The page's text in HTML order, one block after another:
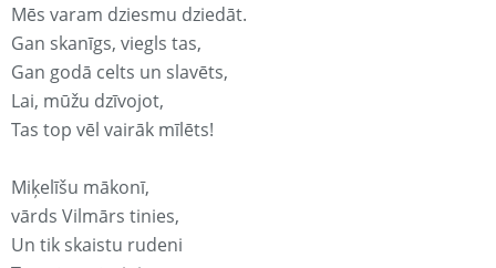
Mēs varam dziesmu dziedāt.
Gan skanīgs, viegls tas,
Gan godā celts un slavēts,
Lai, mūžu dzīvojot,
Tas top vēl vairāk mīlēts!
Miķelīšu mākonī,
vārds Vilmārs tinies,
Un tik skaistu rudeni